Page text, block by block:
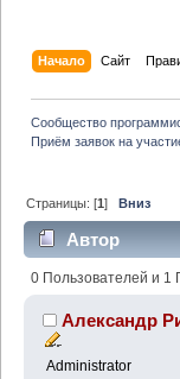
Начало Сайт
Сообщество
Приём заявок на
Страницы: [1]Вниз
Автор
(Прочитано
0 Пользователей и 1
Александр
Administrator